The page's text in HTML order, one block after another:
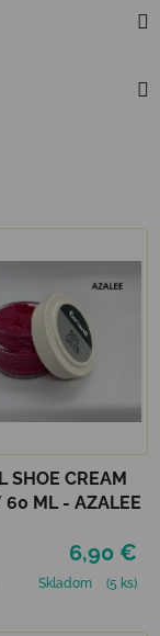
SHOE CREAM
60 ML - AZALEE
6,90 €
Skladom (5 ks)